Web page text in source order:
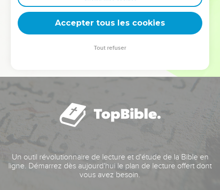
deviennent vos tremplins. Que vous guidiez un ministère, une
équipe, un groupe ou une famille, leur expérience est faite
Un outil révolutionnaire de lecture et d'étude de la Bible en
ligne. Démarrez dès aujourd'hui le plan de lecture offert dont
vous avez besoin.
Accepter tous les cookies
Tout refuser